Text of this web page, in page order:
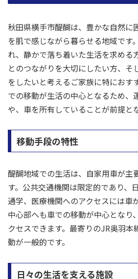
秋田県横手市醍醐は、豊かな自然に
を肌で感じながら暮らせる地域です
れ、静かで落ち着いた生活を求める
とのつながりを大切にしたい方、そ
をしたいと考えるご家族に特におす
での移動が生活の中心となるため、
や、車を所有していることが前提と
移動手段の特性
醍醐地域での生活は、自家用車が主
す。公共交通機関は限定的であり、
通学、医療機関へのアクセスには車
中心部へも車での移動が中心となり
クセスできます。最寄りのJR奥羽本
動が一般的です。
日々の生活を支える施設